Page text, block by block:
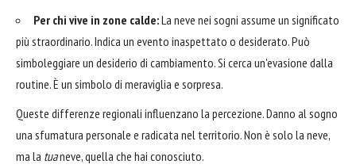
Per chi vive in zone calde:La neve nei sogni assume un significato
più straordinario. Indica un evento inaspettato o desiderato. Può
simboleggiare un desiderio di cambiamento. Si cerca un'evasione dalla
routine. È un simbolo di meraviglia e sorpresa.
Queste differenze regionali influenzano la percezione. Danno al sogno
una sfumatura personale e radicata nel territorio. Non è solo la neve,
ma la tuaneve, quella che hai conosciuto.